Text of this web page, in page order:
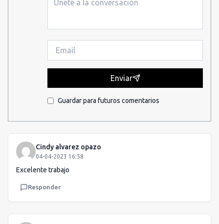
Enviar
Guardar para futuros comentarios
Cindy alvarez opazo
04-04-2023 16:58
Excelente trabajo
Responder